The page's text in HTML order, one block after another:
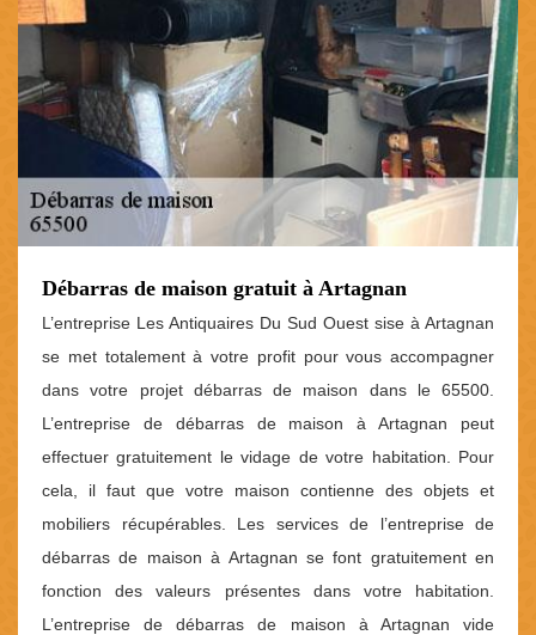
Débarras de maison gratuit à Artagnan
L’entreprise Les Antiquaires Du Sud Ouest sise à Artagnan
se met totalement à votre profit pour vous accompagner
dans votre projet débarras de maison dans le 65500.
L’entreprise de débarras de maison à Artagnan peut
effectuer gratuitement le vidage de votre habitation. Pour
cela, il faut que votre maison contienne des objets et
mobiliers récupérables. Les services de l’entreprise de
débarras de maison à Artagnan se font gratuitement en
fonction des valeurs présentes dans votre habitation.
L’entreprise de débarras de maison à Artagnan vide